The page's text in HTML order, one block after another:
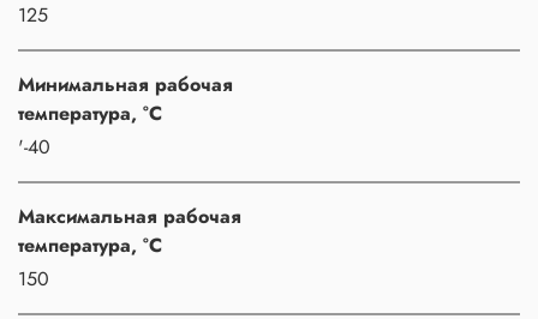
125
Минимальная рабочая
температура, °C
'-40
Максимальная рабочая
температура, °C
150